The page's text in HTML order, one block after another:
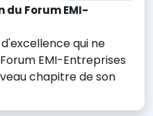
du Forum EMI-
qui ne
EMI-Entreprises
chapitre de son